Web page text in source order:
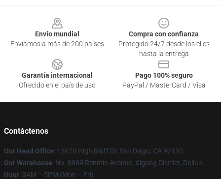
Envío mundial
Enviamos a más de 200 países
Compra con confianza
Protegido 24/7 desde los clics
hasta la entrega
Garantía internacional
Ofrecido en el país de uso
Pago 100% seguro
PayPal / MasterCard / Visa
Contáctenos
Our Head Office: 12670 High Bluff Dr, San Diego, CA 92130
Our Warehouse: No. 8989 Renmin Avenue, Xigang District, Dalian
Hour: 9AM – 5PM (Mon – Fri)